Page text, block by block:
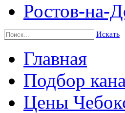
Ростов-на-
Искать
Главная
Подбор
Цены